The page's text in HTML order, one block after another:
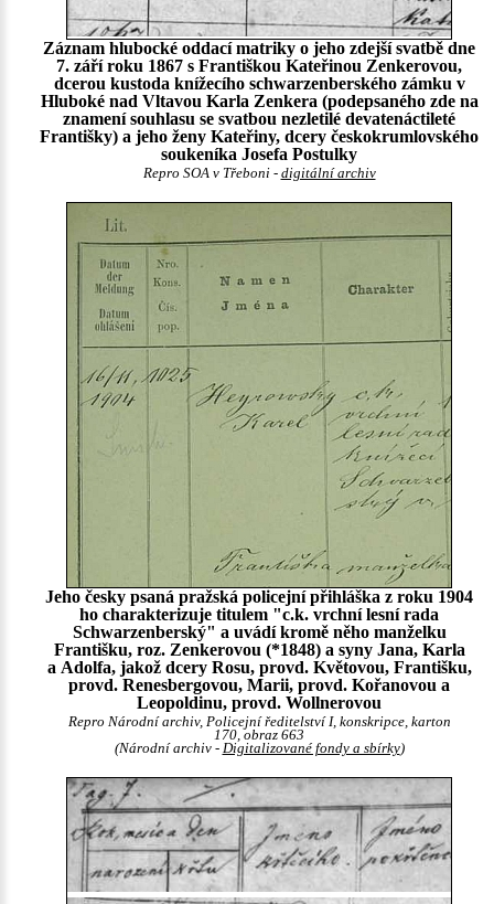
Záznam hlubocké oddací matriky o jeho zdejší svatbě dne
7. září roku 1867 s Františkou Kateřinou Zenkerovou,
dcerou kustoda knížecího schwarzenberského zámku v
Hluboké nad Vltavou Karla Zenkera (podepsaného zde na
znamení souhlasu se svatbou nezletilé devatenáctileté
Františky) a jeho ženy Kateřiny, dcery českokrumlovského
soukeníka Josefa Postulky
Repro SOA v Třeboni - digitální archiv
Jeho česky psaná pražská policejní přihláška z roku 1904
ho charakterizuje titulem "c.k. vrchní lesní rada
Schwarzenberský" a uvádí kromě něho manželku
Františku, roz. Zenkerovou (*1848) a syny Jana, Karla
a Adolfa, jakož dcery Rosu, provd. Květovou, Františku,
provd. Renesbergovou, Marii, provd. Kořanovou a
Leopoldinu, provd. Wollnerovou
Repro Národní archiv, Policejní ředitelství I, konskripce, karton
170, obraz 663
(Národní archiv - Digitalizované fondy a sbírky)